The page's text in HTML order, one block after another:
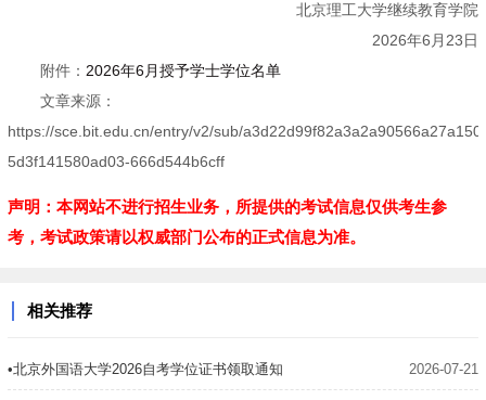
北京理工大学继续教育学院
2026年6月23日
附件： 2026年6月授予学士学位名单
文章来源：
https://sce.bit.edu.cn/entry/v2/sub/
5d3f141580ad03-666d544b6cff
声明：本网站不进行招生业务，所提供的考试信息仅供考生参
考，考试政策请以权威部门公布的正式信息为准。
相关推荐
•北京外国语大学2026自考学位证书领取通知 2026-07-21